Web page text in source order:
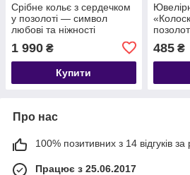
Срібне кольє з сердечком
у позолоті — символ
любові та ніжності
1 990 ₴
Купити
шпилька
485₴
Про нас
100% позитивних з 14 відгуків за
Працює з 25.06.2017